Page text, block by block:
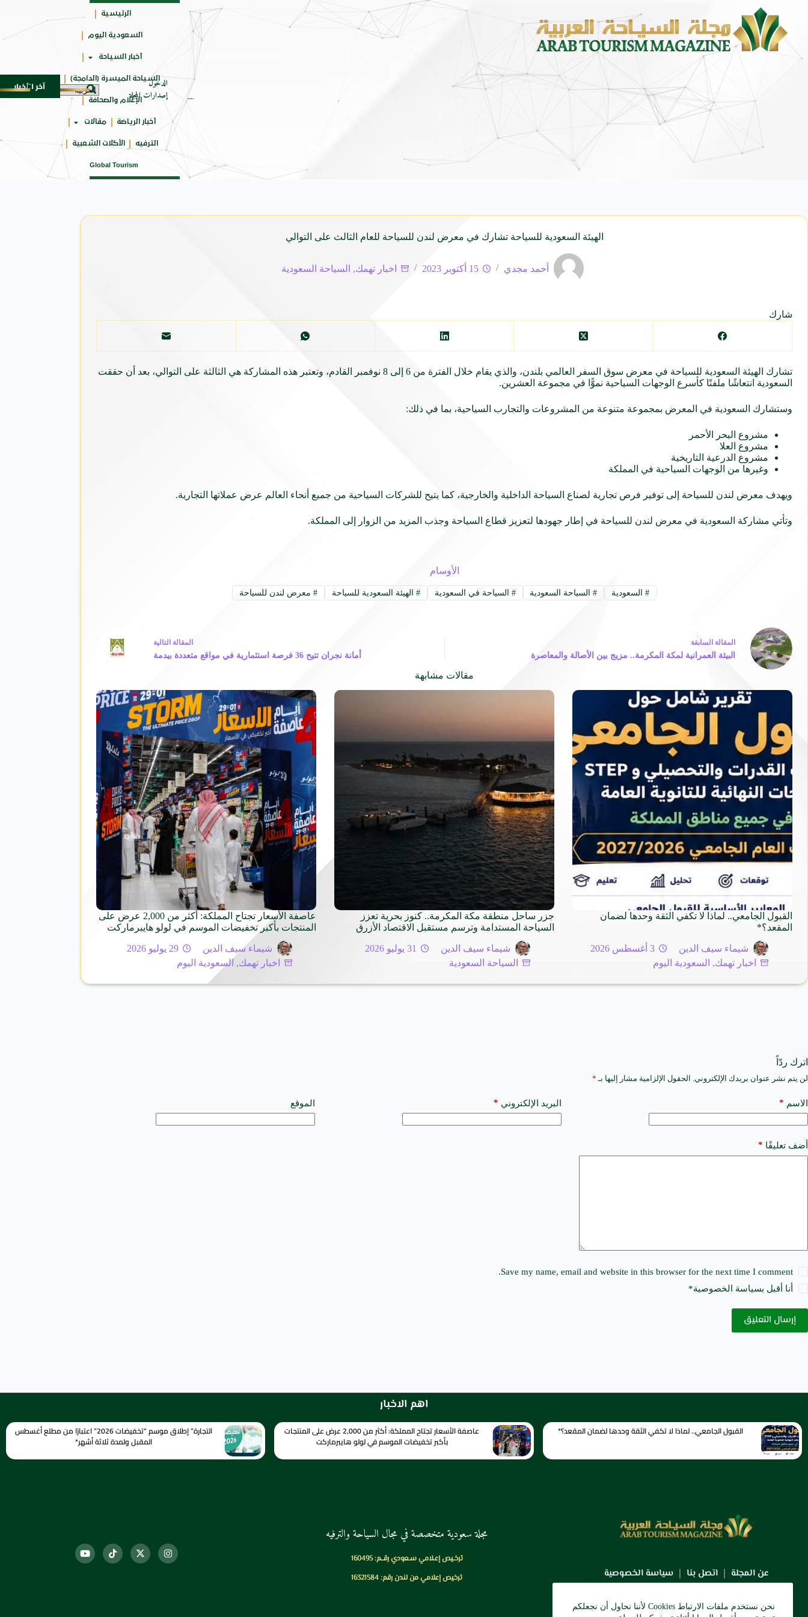
نحن نستخدم ملفات الارتباط Cookies لأننا نحاول أن نجعلكم
أوسكار
الدخول
إصدارات المجلة
الرئيسية
السعودية اليوم
أخبار السياحة
السياحة الميسرة (الدامجة)
الإعلام والصحافة
أخبار الرياضة مقالات
الترفيه الأكلات الشعبية
Global Tourism
آخر الأخبار بمشاركة ١٩ دولة.. جدة تفتح أبوابها للعقول الواعدة في أولمبياد العلوم النووية الدولي 5 أغسطس 2026 احتفاء القومي للترجمة
الهيئة السعودية للسياحة تشارك في معرض لندن للسياحة للعام الثالث على التوالي
أحمد مجدي 15 أكتوبر 2023 اخبار تهمك, السياحة السعودية
شارك
تشارك الهيئة السعودية للسياحة في معرض سوق السفر العالمي بلندن، والذي يقام خلال الفترة من 6 إلى 8 نوفمبر القادم، وتعتبر هذه المشاركة هي الثالثة على التوالي، بعد أن حققت
السعودية انتعاشًا ملفتًا كأسرع الوجهات السياحية نموًّا في مجموعة العشرين.
وستشارك السعودية في المعرض بمجموعة متنوعة من المشروعات والتجارب السياحية، بما في ذلك:
مشروع البحر الأحمر
مشروع العلا
مشروع الدرعية التاريخية
وغيرها من الوجهات السياحية في المملكة
ويهدف معرض لندن للسياحة إلى توفير فرص تجارية لصناع السياحة الداخلية والخارجية، كما يتيح للشركات السياحية من جميع أنحاء العالم عرض عملاتها التجارية.
وتأتي مشاركة السعودية في معرض لندن للسياحة في إطار جهودها لتعزيز قطاع السياحة وجذب المزيد من الزوار إلى المملكة.
الأوسام
#السعودية #السياحة السعودية # السياحة في السعودية # الهيئة السعودية للسياحة #معرض لندن للسياحة
المقالة السابقة
البيئة العمرانية لمكة المكرمة.. مزيج بين الأصالة والمعاصرة
المقالة التالية
أمانة نجران تتيح 36 فرصة استثمارية في مواقع متعددة بيدمة
مقالات مشابهة
القبول الجامعي.. لماذا لا تكفي الثقة وحدها لضمان
المقعد؟*
شيماء سيف الدين
3 أغسطس 2026
اخبار تهمك, السعودية اليوم
جزر ساحل منطقة مكة المكرمة.. كنوز بحرية تعزز
السياحة المستدامة وترسم مستقبل الاقتصاد الأزرق
شيماء سيف الدين
31 يوليو 2026
السياحة السعودية
عاصفة الأسعار تجتاح المملكة: أكثر من 2,000 عرض على
المنتجات بأكبر تخفيضات الموسم في لولو هايبرماركت
شيماء سيف الدين
29 يوليو 2026
اخبار تهمك, السعودية اليوم
اترك ردّاً
لن يتم نشر عنوان بريدك الإلكتروني. الحقول الإلزامية مشار إليها بـ *
الاسم * البريد الإلكتروني * الموقع
أضف تعليقًا *
Save my name, email and website in this browser for the next time I comment.
أنا أقبل بسياسة الخصوصية*
إرسال التعليق
A
t
e
a
t
اهم الاخبار
القبول الجامعي.. لماذا لا تكفي الثقة وحدها لضمان المقعد؟* عاصفة الأسعار تجتاح المملكة: أكثر من 2,000 عرض على المنتجات
بأكبر تخفيضات الموسم في لولو هايبرماركت
التجارة” إطلاق موسم “تخفيضات 2026” اعتبارًا من مطلع أغسطس
المقبل ولمدة ثلاثة أشهر*
عن المجلة اتصل بنا سياسة الخصوصية
مجلة سعودية متخصصة في مجال السياحة والترفيه
ترخـيص إعـلامي سـعودي رقــم: 160495
ترخيص إعلامي من لندن رقم: 16321584